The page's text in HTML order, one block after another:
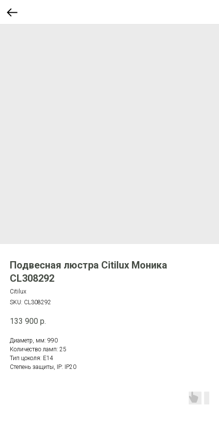
Подвесная люстра Citilux Моника
CL308292
Citilux
SKU: CL308292
133 900 р.
Диаметр, мм: 990
Количество ламп: 25
Тип цоколя: E14
Степень защиты, IP: IP20